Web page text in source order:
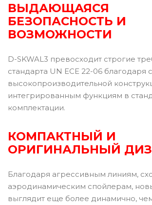
ВЫДАЮЩАЯСЯ
БЕЗОПАСНОСТЬ И
ВОЗМОЖНОСТИ
D-SKWAL3 превосходит строгие
стандарта UN ECE 22-06 благодаря
высокопроизводительной
интегрированным функциям в
комплектации.
КОМПАКТНЫЙ И
ОРИГИНАЛЬНЫЙ
Благодаря агрессивным линиям,
аэродинамическим спойлерам,
выглядит еще более динамично,